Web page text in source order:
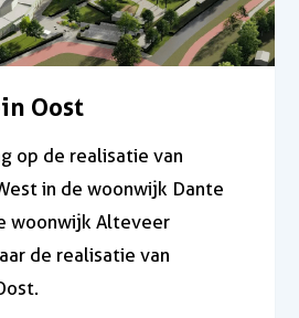
Oost
op de realisatie van
in de woonwijk Dante
woonwijk Alteveer
de realisatie van